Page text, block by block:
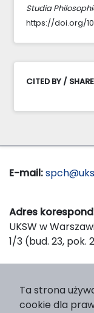
Studia
https://doi.org/
CITED BY / SHARE
E-mail:
Adres
UKSW w
1/3 (bud. 23, pok.
Wydawnictwo
nr 2, 01-815
Ta strona
cookie dla